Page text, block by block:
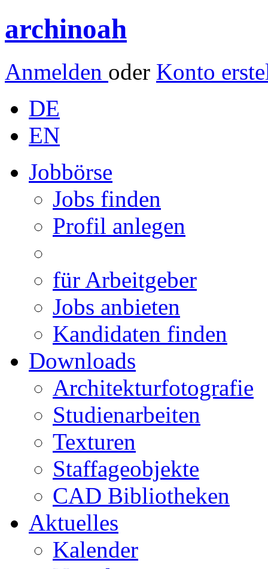
archinoah
Anmelden oder Konto
DE
EN
Jobbörse
Jobs finden
Profil anlegen
für Arbeitgeber
Jobs anbieten
Kandidaten finden
Downloads
Architekturfotografie
Studienarbeiten
Texturen
Staffageobjekte
CAD Bibliotheken
Aktuelles
Kalender